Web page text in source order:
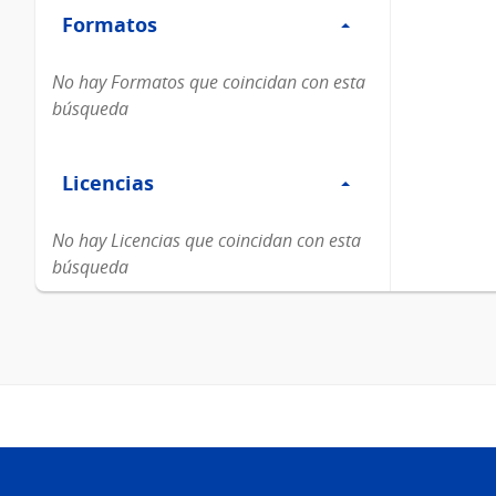
Formatos
Formatos
No hay Formatos que coincidan con esta
búsqueda
Licencias
Licencias
No hay Licencias que coincidan con esta
búsqueda